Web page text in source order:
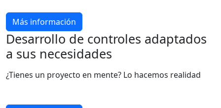
Más información
Desarrollo de controles adaptados
a sus necesidades
¿Tienes un proyecto en mente? Lo hacemos realidad